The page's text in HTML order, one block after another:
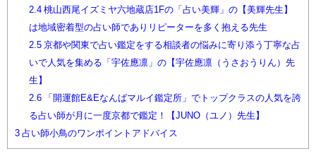
2.4桃山西尾イズミヤ六地蔵店1Fの「占い美輝」の【美輝先生】
は地域密着型の占い師でありリピーターを多く抱える先生
2.5京都や関東で占い鑑定をする相談者の悩みに寄り添う丁寧な占
いで人気を集める「宇佐應凛」の【宇佐應凛（うさおうりん）先
生】
2.6「開運館E&Eなんばマルイ鑑定所」でトップクラスの人気を誇
る占い師が月に一度京都で鑑定！【JUNO（ユノ）先生】
3 占い師小鳥のワンポイントアドバイス